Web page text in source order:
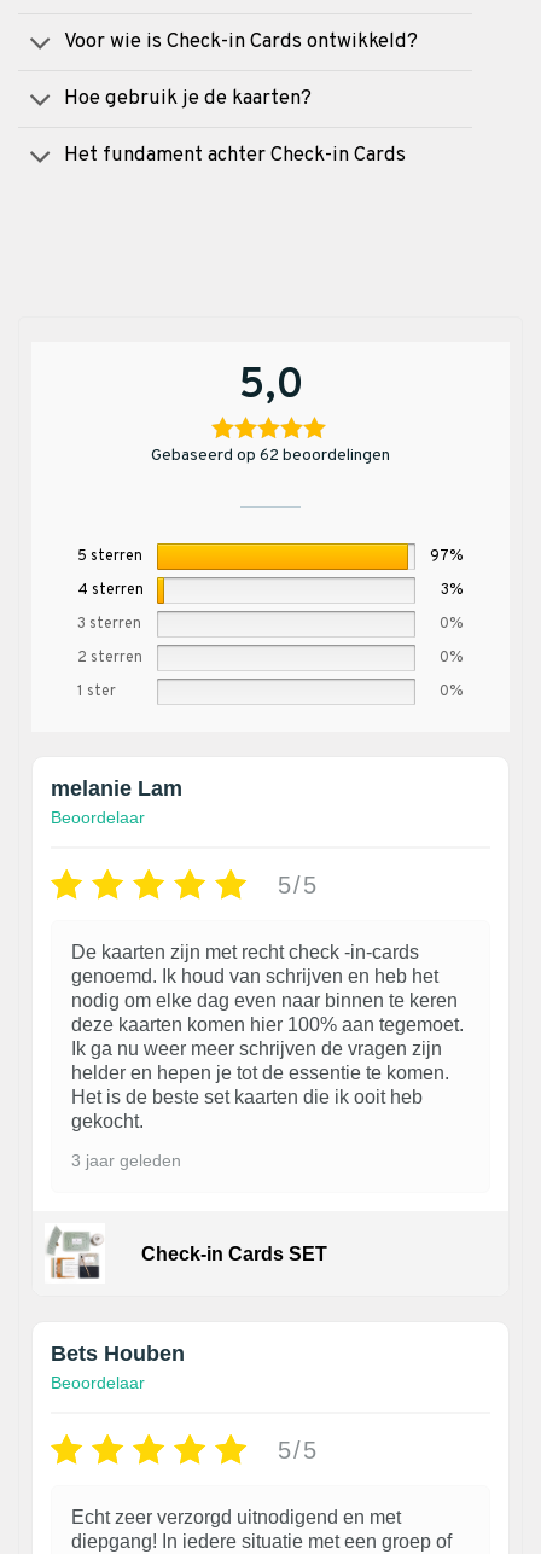
Voor wie is Check-in Cards ontwikkeld?
Hoe gebruik je de kaarten?
Het fundament achter Check-in Cards
5,0
Gebaseerd op 62 beoordelingen
5 sterren
97%
4 sterren
3%
3 sterren
0%
2 sterren
0%
1 ster
0%
melanie Lam
Beoordelaar
5/5
De kaarten zijn met recht check -in-cards
genoemd. Ik houd van schrijven en heb het
nodig om elke dag even naar binnen te keren
deze kaarten komen hier 100% aan tegemoet.
Ik ga nu weer meer schrijven de vragen zijn
helder en hepen je tot de essentie te komen.
Het is de beste set kaarten die ik ooit heb
gekocht.
3 jaar geleden
Check-in Cards SET
Bets Houben
Beoordelaar
5/5
Echt zeer verzorgd uitnodigend en met
diepgang! In iedere situatie met een groep of